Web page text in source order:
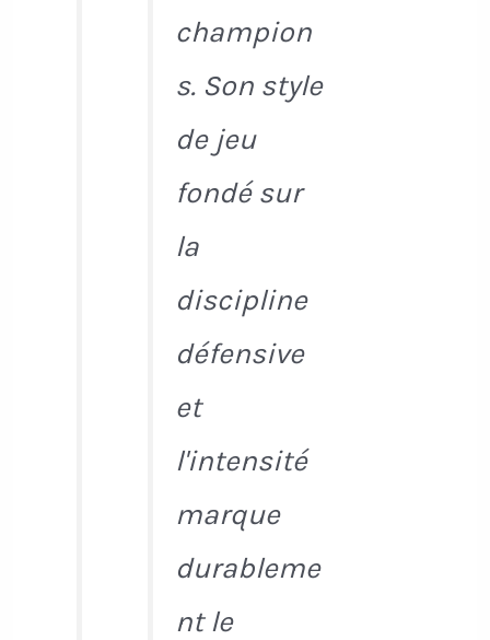
champion
s. Son style
de jeu
fondé sur
la
discipline
défensive
et
l'intensité
marque
durableme
nt le